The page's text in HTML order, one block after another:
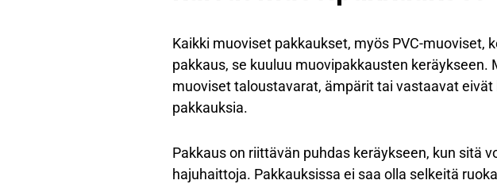
Kaikki muoviset pakkaukset, myös PVC-
pakkaus, se kuuluu muovipakkausten
muoviset taloustavarat, ämpärit tai vastaavat
pakkauksia.
Pakkaus on riittävän puhdas keräykseen, kun sitä
hajuhaittoja. Pakkauksissa ei saa olla selkeitä